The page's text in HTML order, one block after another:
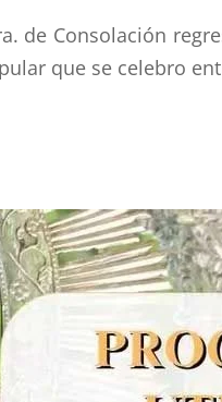
de Consolación
que se celebro